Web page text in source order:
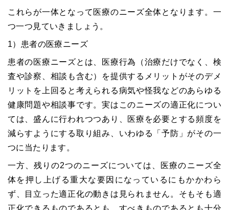
これらが一体となって医療のニーズ全体となります。一
つ一つ見ていきましょう。
1）患者の医療ニーズ
患者の医療ニーズとは、医療行為（治療だけでなく、検
査や診察、相談も含む）を提供するメリットがそのデメ
リットを上回ると考えられる病気や怪我などのあらゆる
健康問題や相談事です。実はこのニーズの適正化につい
ては、盛んに行われつつあり、医療を必要とする頻度を
減らすようにする取り組み、いわゆる「予防」がその一
つに当たります。
一方、残りの2つのニーズについては、医療のニーズ全
体を押し上げる重大な要因になっているにもかかわら
ず、目立った適正化の動きは見られません。そもそも適
正化できるものであるとも、すべきものであるとも十分